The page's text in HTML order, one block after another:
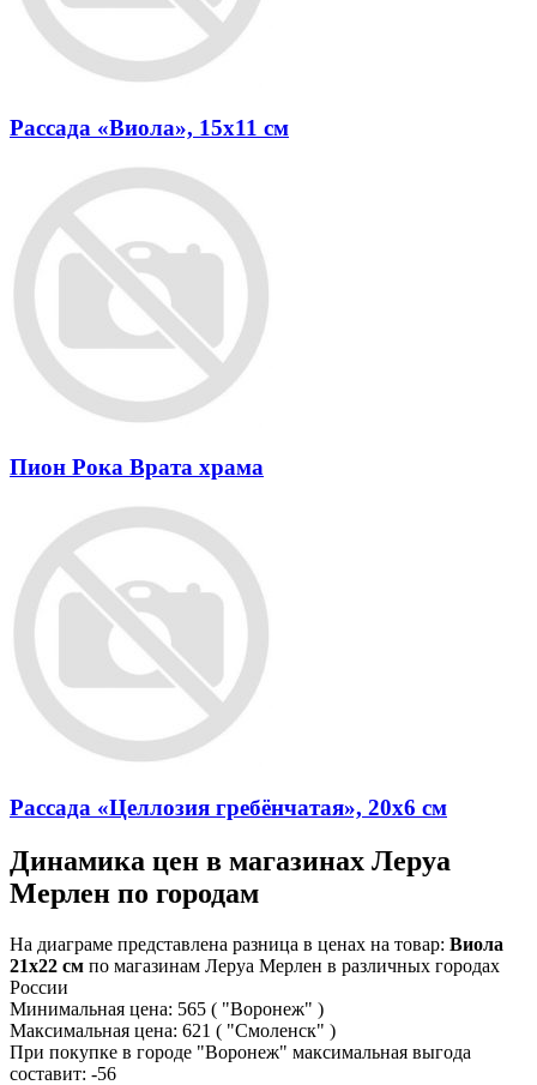
Рассада «Виола», 15x11 см
Пион Рока Врата храма
Рассада «Целлозия гребёнчатая», 20x6 см
Динамика цен в магазинах Леруа
Мерлен по городам
На диаграме представлена разница в ценах на товар: Виола
21x22 см по магазинам Леруа Мерлен в различных городах
России
Минимальная цена: 565 ( "Воронеж" )
Максимальная цена: 621 ( "Смоленск" )
При покупке в городе "Воронеж" максимальная выгода
составит: -56